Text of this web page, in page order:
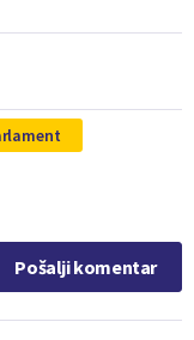
Pošalji komentar